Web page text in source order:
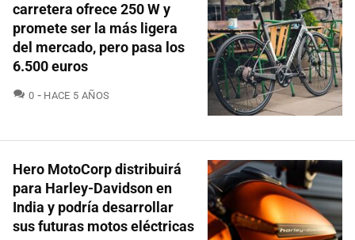
carretera ofrece 250 W y
promete ser la más ligera
del mercado, pero pasa los
6.500 euros
0 COMENTARIOS
HACE 5 AÑOS
Hero MotoCorp distribuirá
para Harley-Davidson en
India y podría desarrollar
sus futuras motos eléctricas